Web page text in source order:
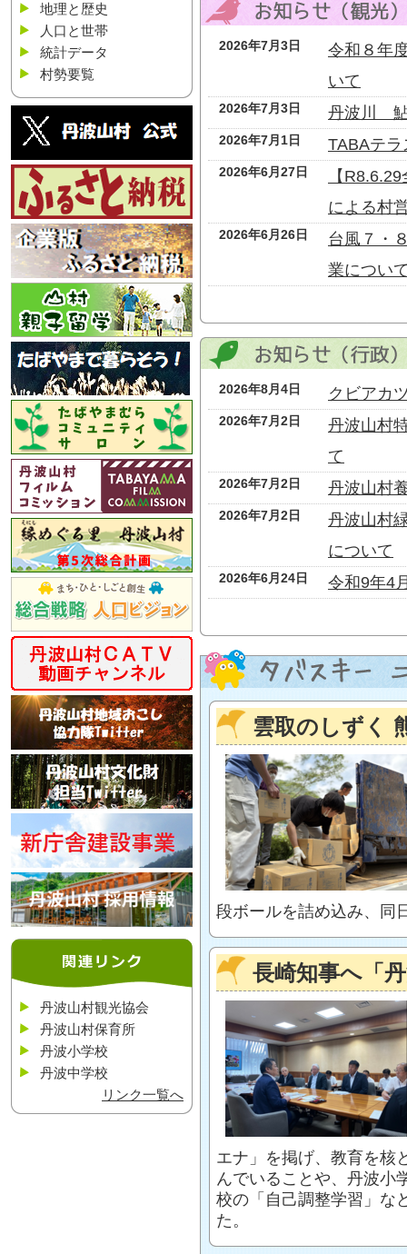
2026年7月3日
令和８年
いて
2026年7月3日 丹波川 鮎
2026年7月1日 TABAテ
2026年6月27日
【
による村
2026年6月26日
台風７・
業につい
2026年8月4日 クビアカ
2026年7月2日
丹波山村
て
2026年7月2日 丹波山村
2026年7月2日
丹波山村
について
2026年6月24日 令和9年4
雲取のしずく
段ボールを詰め込み、同
長崎知事へ「
エナ」を掲げ、教育を核
んでいることや、丹波小
校の「自己調整学習」な
た。
地理と歴史
人口と世帯
統計データ
村勢要覧
丹波山村観光協会
丹波山村保育所
丹波小学校
丹波中学校
リンク一覧へ